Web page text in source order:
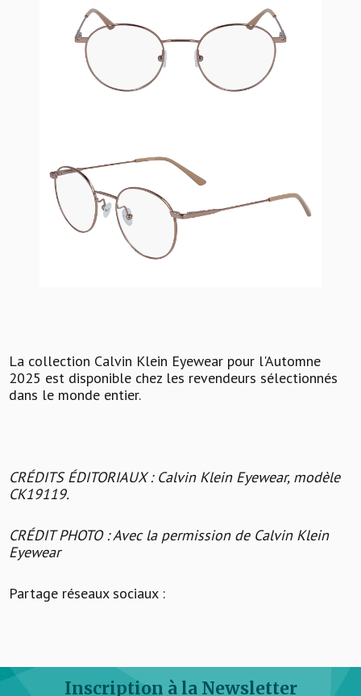
La collection Calvin Klein Eyewear pour l'Automne
2025 est disponible chez les revendeurs sélectionnés
dans le monde entier.
CRÉDITS ÉDITORIAUX : Calvin Klein Eyewear, modèle
CK19119.
CRÉDIT PHOTO : Avec la permission de Calvin Klein
Eyewear
Partage réseaux sociaux :
Inscription à la Newsletter